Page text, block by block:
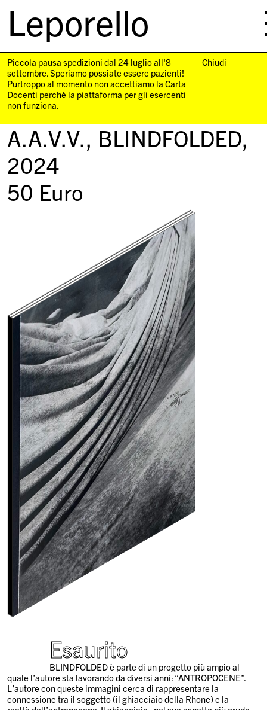
Leporello
navigation
Piccola pausa spedizioni dal 24 luglio all'8
settembre. Speriamo possiate essere pazienti!
Purtroppo al momento non accettiamo la Carta
Docenti perchè la piattaforma per gli esercenti
non funziona.
Chiudi
A.A.V.V., BLINDFOLDED,
2024
50 Euro
Esaurito
BLINDFOLDED è parte di un progetto più ampio al
quale l’autore sta lavorando da diversi anni: “ANTROPOCENE”.
L’autore con queste immagini cerca di rappresentare la
connessione tra il soggetto (il ghiacciaio della Rhone) e la